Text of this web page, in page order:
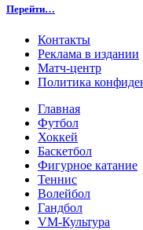
Перейти…
Контакты
Реклама в издании
Матч-центр
Политика
Главная
Футбол
Хоккей
Баскетбол
Фигурное катание
Теннис
Волейбол
Гандбол
VM-Культура